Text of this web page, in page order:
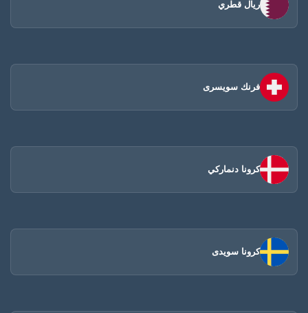
ريال قطري
فرنك سويسرى
كرونا دنماركي
كرونا سويدى